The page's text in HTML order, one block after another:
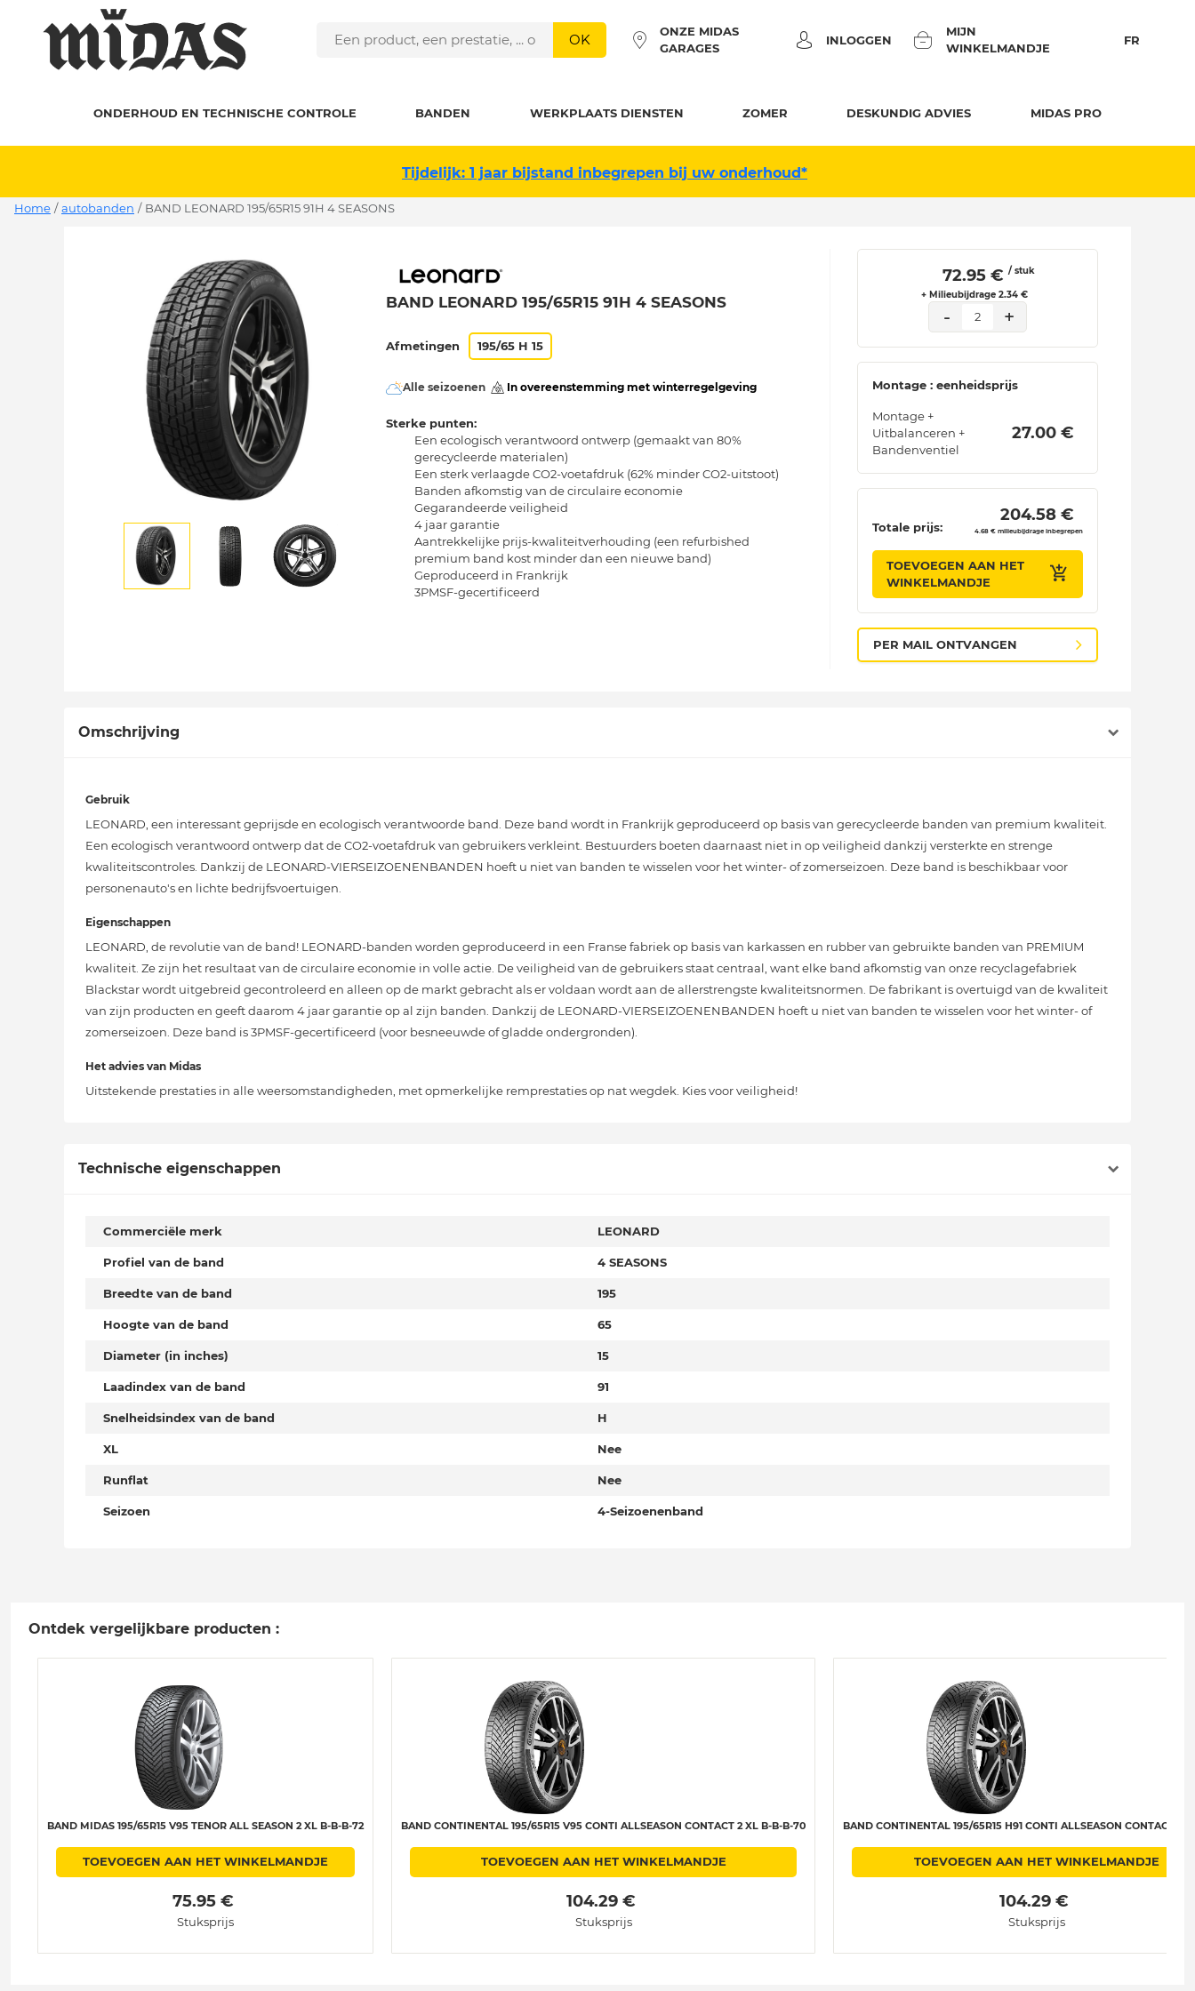
OK
ONZE MIDAS
GARAGES
INLOGGEN
MIJN
WINKELMANDJE
FR
ONDERHOUD EN TECHNISCHE CONTROLE BANDEN WERKPLAATS DIENSTEN ZOMER DESKUNDIG ADVIES MIDAS PRO
Tijdelijk: 1 jaar bijstand inbegrepen bij uw onderhoud*
Home / autobanden / BAND LEONARD 195/65R15 91H 4 SEASONS
BAND LEONARD 195/65R15 91H 4 SEASONS
Afmetingen 195/65 H 15
Alle seizoenen In overeenstemming met winterregelgeving
Sterke punten:
Een ecologisch verantwoord ontwerp (gemaakt van 80%
gerecycleerde materialen)
Een sterk verlaagde CO2-voetafdruk (62% minder CO2-uitstoot)
Banden afkomstig van de circulaire economie
Gegarandeerde veiligheid
4 jaar garantie
Aantrekkelijke prijs-kwaliteitverhouding (een refurbished
premium band kost minder dan een nieuwe band)
Geproduceerd in Frankrijk
3PMSF-gecertificeerd
72.95 € / stuk
+ Milieubijdrage 2.34 €
- 2 +
Montage : eenheidsprijs
Montage +
Uitbalanceren +
Bandenventiel
27.00 €
Totale prijs:
204.58 €
4.68 € milieubijdrage inbegrepen
TOEVOEGEN AAN HET
WINKELMANDJE
PER MAIL ONTVANGEN
Omschrijving
Gebruik
LEONARD, een interessant geprijsde en ecologisch verantwoorde band. Deze band wordt in Frankrijk geproduceerd op basis van gerecycleerde banden van premium kwaliteit.
Een ecologisch verantwoord ontwerp dat de CO2-voetafdruk van gebruikers verkleint. Bestuurders boeten daarnaast niet in op veiligheid dankzij versterkte en strenge
kwaliteitscontroles. Dankzij de LEONARD-VIERSEIZOENENBANDEN hoeft u niet van banden te wisselen voor het winter- of zomerseizoen. Deze band is beschikbaar voor
personenauto's en lichte bedrijfsvoertuigen.
Eigenschappen
LEONARD, de revolutie van de band! LEONARD-banden worden geproduceerd in een Franse fabriek op basis van karkassen en rubber van gebruikte banden van PREMIUM
kwaliteit. Ze zijn het resultaat van de circulaire economie in volle actie. De veiligheid van de gebruikers staat centraal, want elke band afkomstig van onze recyclagefabriek
Blackstar wordt uitgebreid gecontroleerd en alleen op de markt gebracht als er voldaan wordt aan de allerstrengste kwaliteitsnormen. De fabrikant is overtuigd van de kwaliteit
van zijn producten en geeft daarom 4 jaar garantie op al zijn banden. Dankzij de LEONARD-VIERSEIZOENENBANDEN hoeft u niet van banden te wisselen voor het winter- of
zomerseizoen. Deze band is 3PMSF-gecertificeerd (voor besneeuwde of gladde ondergronden).
Het advies van Midas
Uitstekende prestaties in alle weersomstandigheden, met opmerkelijke remprestaties op nat wegdek. Kies voor veiligheid!
Technische eigenschappen
Commerciële merk LEONARD
Profiel van de band 4 SEASONS
Breedte van de band 195
Hoogte van de band 65
Diameter (in inches) 15
Laadindex van de band 91
Snelheidsindex van de band H
XL Nee
Runflat Nee
Seizoen 4-Seizoenenband
Ontdek vergelijkbare producten :
BAND MIDAS 195/65R15 V95 TENOR ALL SEASON 2 XL B-B-B-72
TOEVOEGEN AAN HET WINKELMANDJE
75.95 €
Stuksprijs
BAND CONTINENTAL 195/65R15 V95 CONTI ALLSEASON CONTACT 2 XL B-B-B-70
TOEVOEGEN AAN HET WINKELMANDJE
104.29 €
Stuksprijs
BAND CONTINENTAL 195/65R15 H91 CONTI ALLSEASON CONTACT 2
TOEVOEGEN AAN HET WINKELMANDJE
104.29 €
Stuksprijs